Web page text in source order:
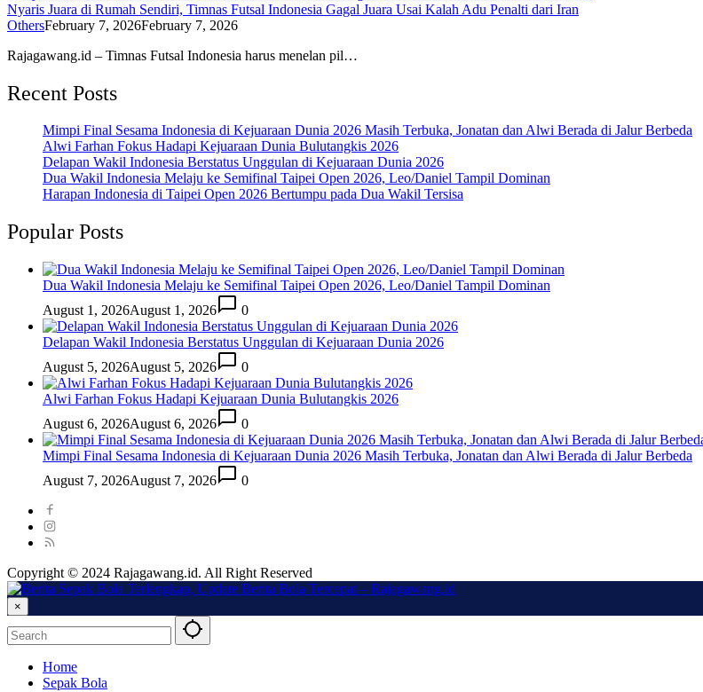
Nyaris Juara di Rumah Sendiri, Timnas Futsal Indonesia Gagal Juara Usai Kalah Adu Penalti dari Iran
OthersFebruary 7, 2026February 7, 2026
Rajagawang.id – Timnas Futsal Indonesia harus menelan pil…
Recent Posts
Mimpi Final Sesama Indonesia di Kejuaraan Dunia 2026 Masih Terbuka, Jonatan dan Alwi Berada di Jalur Berbeda
Alwi Farhan Fokus Hadapi Kejuaraan Dunia Bulutangkis 2026
Delapan Wakil Indonesia Berstatus Unggulan di Kejuaraan Dunia 2026
Dua Wakil Indonesia Melaju ke Semifinal Taipei Open 2026, Leo/Daniel Tampil Dominan
Harapan Indonesia di Taipei Open 2026 Bertumpu pada Dua Wakil Tersisa
Popular Posts
Dua Wakil Indonesia Melaju ke Semifinal Taipei Open 2026, Leo/Daniel Tampil Dominan
August 1, 2026August 1, 2026 0
Delapan Wakil Indonesia Berstatus Unggulan di Kejuaraan Dunia 2026
August 5, 2026August 5, 2026 0
Alwi Farhan Fokus Hadapi Kejuaraan Dunia Bulutangkis 2026
August 6, 2026August 6, 2026 0
Mimpi Final Sesama Indonesia di Kejuaraan Dunia 2026 Masih Terbuka, Jonatan dan Alwi Berada di Jalur Berbeda
August 7, 2026August 7, 2026 0
Copyright © 2024 Rajagawang.id. All Right Reserved
×
Home
Sepak Bola